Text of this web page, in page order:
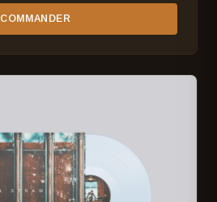
COMMANDER